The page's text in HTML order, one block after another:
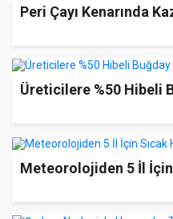
Peri Çayı Kenarında
Üreticilere %50 Hibeli
Meteorolojiden 5 İl İçin